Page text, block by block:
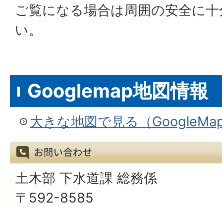
ご覧になる場合は周囲の安全に
い。
Googlemap地図情報
大きな地図で見る（
土木部 下水道課 総務係
〒592-8585